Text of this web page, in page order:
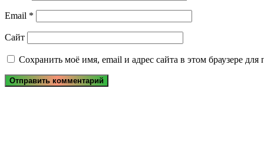
Email *
Сайт
Сохранить моё имя, email и адрес сайта в этом браузере